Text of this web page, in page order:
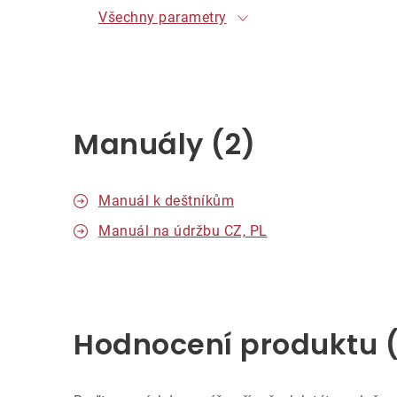
Všechny parametry
Manuály (2)
Manuál k deštníkům
Manuál na údržbu CZ, PL
Hodnocení produktu